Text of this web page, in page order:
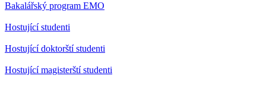
Bakalářský program EMO
Hostující studenti
Hostující doktorští studenti
Hostující magisterští studenti